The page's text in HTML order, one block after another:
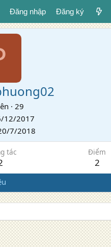
Đăng nhập Đăng ký
· 29
12/2017
7/2018
tác Điểm
2